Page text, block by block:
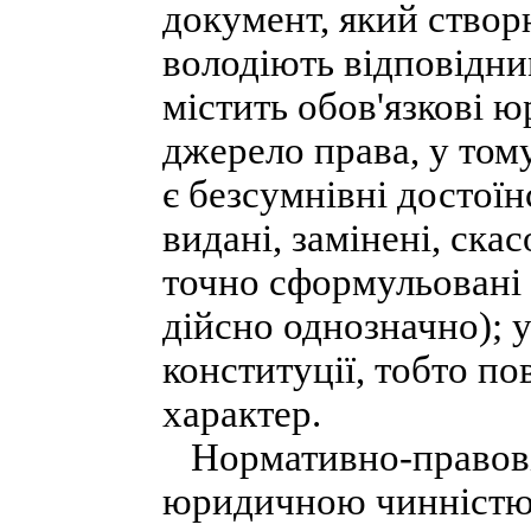
документ, який
володіють
містить
джерело права, у
є безсумнівні
видані, замінені,
точно
дійсно однозначно);
конституції, тобто
характер.
Нормативно-
юридичною